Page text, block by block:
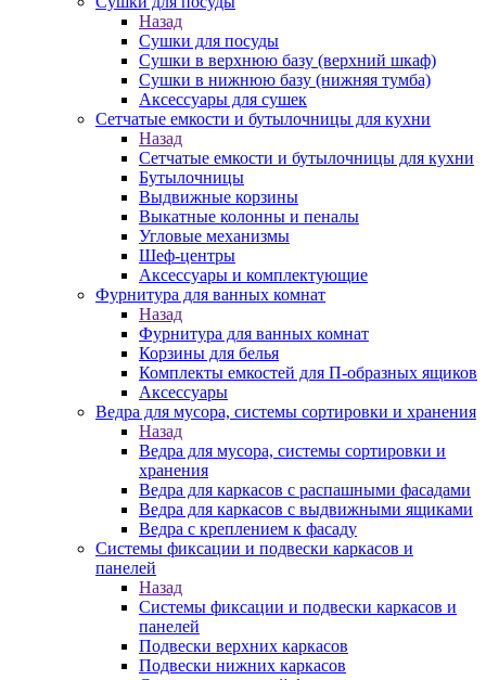
Назад
Сушки для посуды
Сушки в верхнюю базу (верхний шкаф)
Сушки в нижнюю базу (нижняя тумба)
Аксессуары для сушек
Сетчатые емкости и бутылочницы для кухни
Назад
Сетчатые емкости и бутылочницы для кухни
Бутылочницы
Выдвижные корзины
Выкатные колонны и пеналы
Угловые механизмы
Шеф-центры
Аксессуары и комплектующие
Фурнитура для ванных комнат
Назад
Фурнитура для ванных комнат
Корзины для белья
Комплекты емкостей для П-образных ящиков
Аксессуары
Ведра для мусора, системы сортировки и хранения
Назад
Ведра для мусора, системы сортировки и
хранения
Ведра для каркасов с распашными фасадами
Ведра для каркасов с выдвижными ящиками
Ведра с креплением к фасаду
Системы фиксации и подвески каркасов и
панелей
Назад
Системы фиксации и подвески каркасов и
панелей
Подвески верхних каркасов
Подвески нижних каркасов